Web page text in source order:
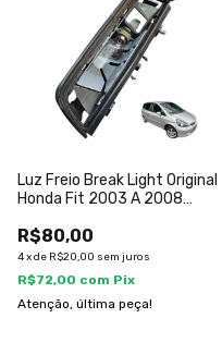
Luz Freio Break Light Original
Honda Fit 2003 A 2008
R$80,00
4xde R$20,00 sem juros
R$72,00 com Pix
Atenção, última peça!